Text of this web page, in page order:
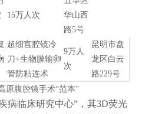
15万人次
华山西
路5号
超细宫腔镜冷
刀+生物膜输卵
管防粘连术
9万人
次
昆明市盘
龙区白云
路229号
原腹腔镜手术“范本”
病临床研究中心”，其3D荧光